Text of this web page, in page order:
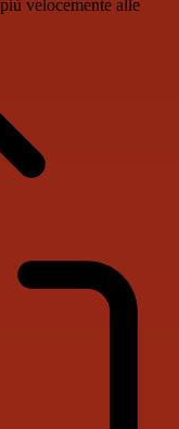
velocemente alle